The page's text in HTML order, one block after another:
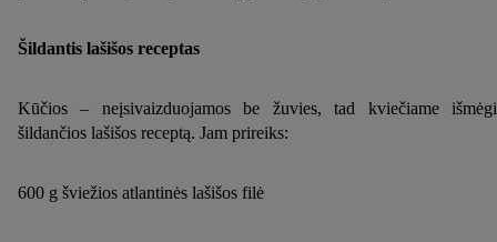
Šildantis lašišos receptas
Kūčios – neįsivaizduojamos be žuvies, tad kviečiame
šildančios lašišos receptą. Jam prireiks:
600 g šviežios atlantinės lašišos filė